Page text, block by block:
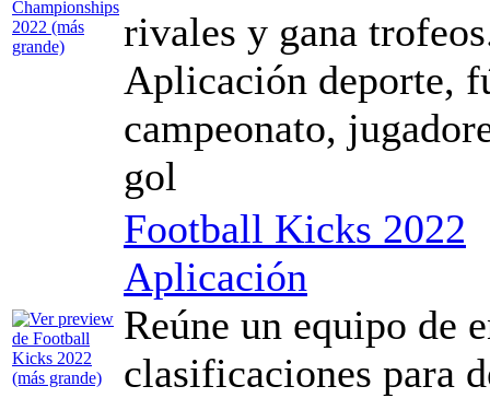
rivales y gana
Aplicación deporte,
campeonato,
gol
Football Kicks 2022
Aplicación
Reúne un equipo de
clasificaciones para